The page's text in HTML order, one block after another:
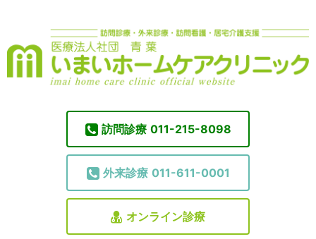
訪問診療 011-215-8098
外来診療 011-611-0001
オンライン診療